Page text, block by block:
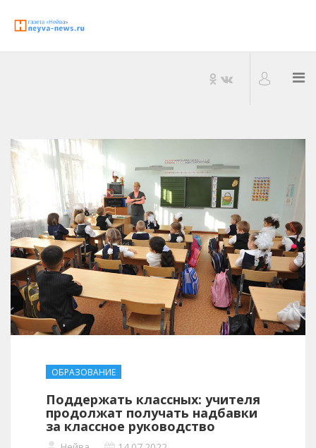
ОБРАЗОВАНИЕ
Поддержать классных: учителя
продолжат получать надбавки
за классное руководство